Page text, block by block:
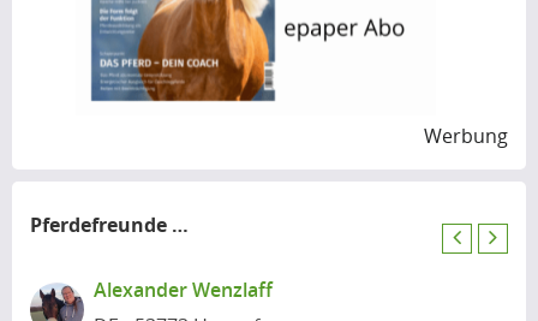
Werbung
Pferdefreunde
in der Nähe
Alexander Wenzlaff
P
N